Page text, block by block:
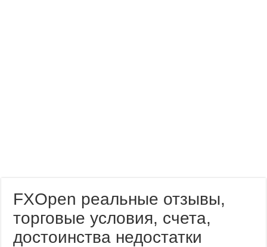
FXOpen реальные отзывы,
торговые условия, счета,
достоинства недостатки